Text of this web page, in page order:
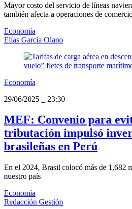
Mayor costo del servicio de líneas
también afecta a operaciones de
Economía
Elías García Olano
Economía
29/06/2025
23:30
MEF: Convenio para
tributación impulsó
brasileñas en Perú
En el 2024, Brasil colocó más de 1,682
nuestro país
Economía
Redacción Gestión